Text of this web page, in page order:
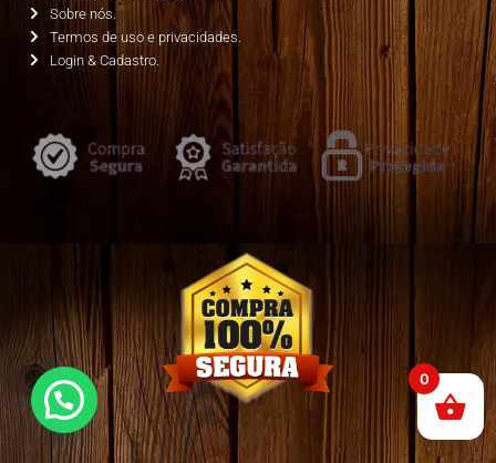
Sobre nós.
Termos de uso e privacidades.
Login & Cadastro.
0